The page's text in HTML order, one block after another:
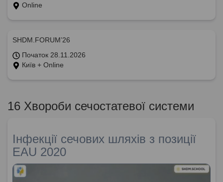
Online
SHDM.FORUM’26
Початок 28.11.2026
Київ + Online
16 Хвороби сечостатевої системи
Інфекції сечових шляхів з позиції
EAU 2020